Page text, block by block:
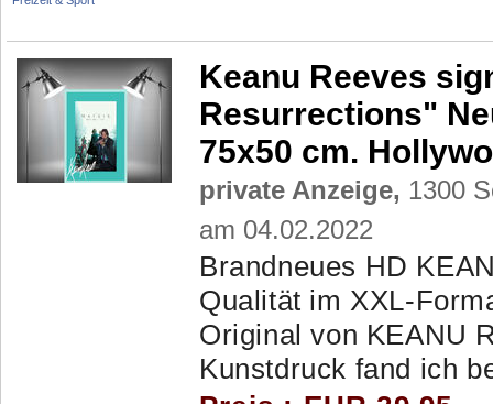
Keanu Reeves
Resurrections"
75x50 cm.
private Anzeige, 1300
am 04.02.2022
Brandneues HD
Qualität im XXL-
Original von KEANU
Kunstdruck fand ich